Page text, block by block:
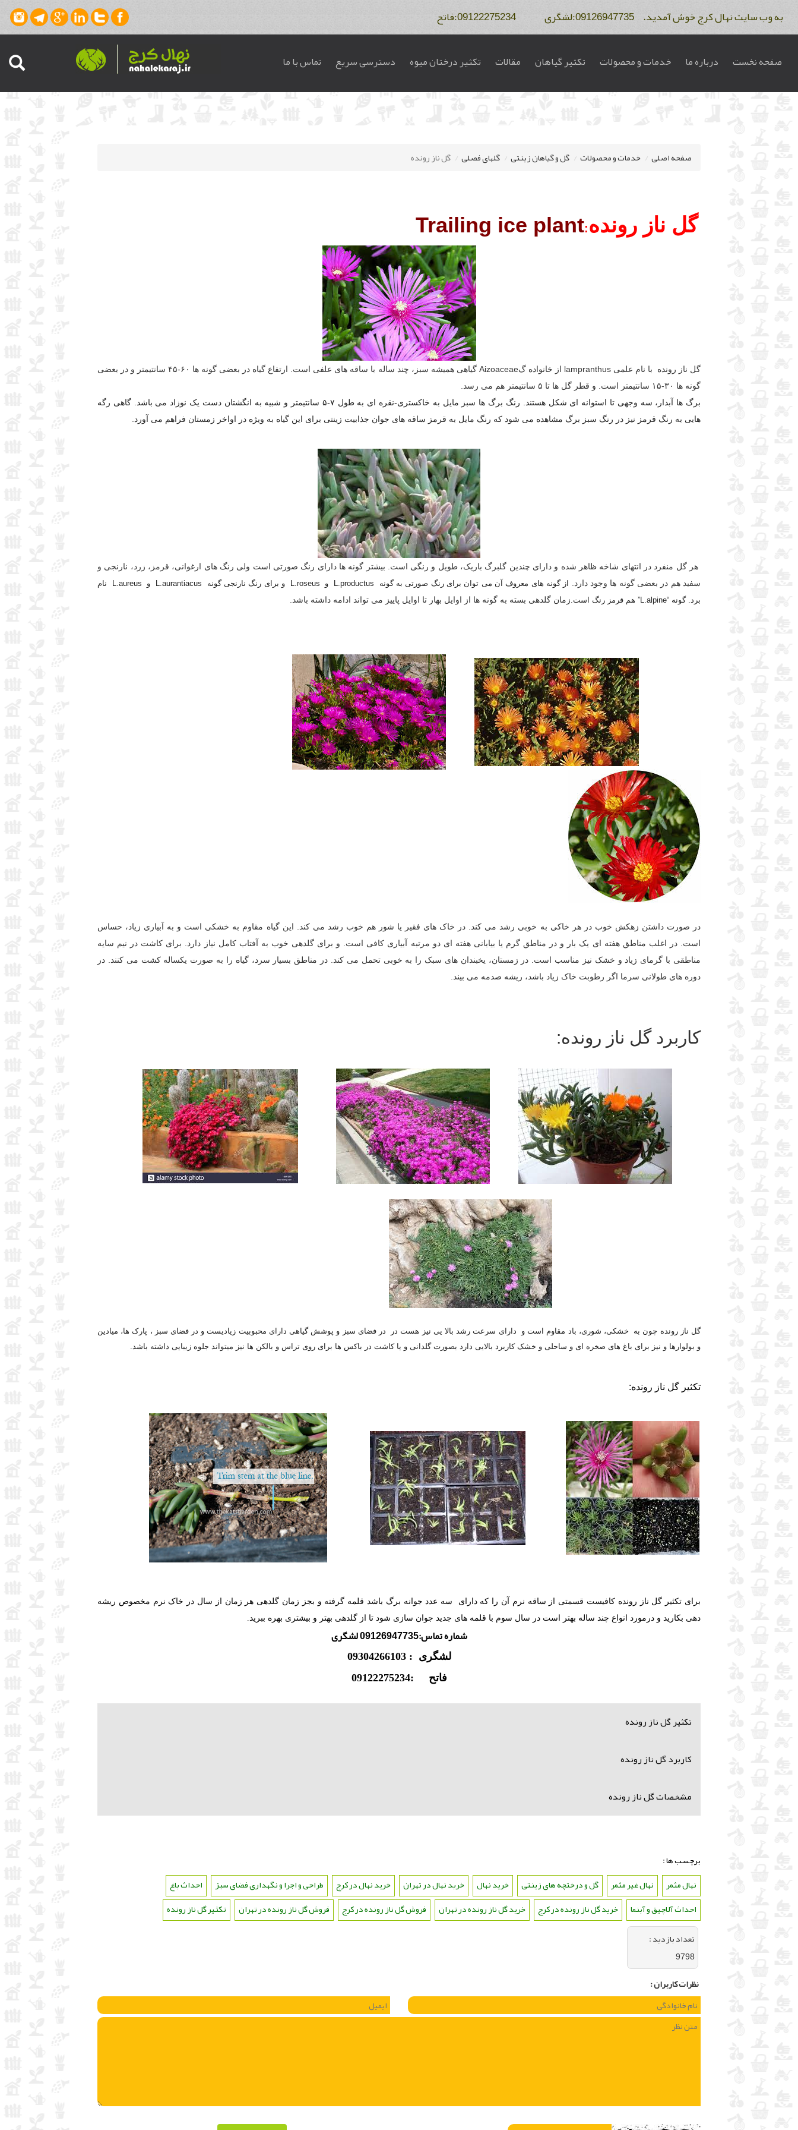
به وب سایت نهال کرج خوش آمدید. 09126947735:لشگری 09122275234:فاتح
صفحه نخست درباره ما خدمات و محصولات تکثیر گیاهان مقالات تکثیر درختان میوه دسترسی سریع تماس با ما
صفحه اصلی خدمات و محصولات گل و گیاهان زینتی گلهای فصلی گل ناز رونده
گل ناز رونده:
Trailing ice plant
گل ناز رونده با نام علمی lampranthus از خانواده گAizoaceae گیاهی همیشه سبز، چند ساله با ساقه های علفی است. ارتفاع گیاه در بعضی گونه ها ۶۰-۴۵ سانتیمتر و در بعضی
گونه ها ۳۰-۱۵ سانتیمتر است. و قطر گل ها تا ۵ سانتیمتر هم می رسد.
برگ ها آبدار، سه وجهی تا استوانه ای شکل هستند. رنگ برگ ها سبز مایل به خاکستری-نقره ای به طول ۷-۵ سانتیمتر و شبیه به انگشتان دست یک نوزاد می باشد. گاهی رگه
هایی به رنگ قرمز نیز در رنگ سبز برگ مشاهده می شود که رنگ مایل به قرمز ساقه های جوان جذابیت زینتی برای این گیاه به ویژه در اواخر زمستان فراهم می آورد.
هر گل منفرد در انتهای شاخه ظاهر شده و دارای چندین گلبرگ باریک، طویل و رنگی است. بیشتر گونه ها دارای رنگ صورتی است ولی رنگ های ارغوانی، قرمز، زرد، نارنجی و
سفید هم در بعضی گونه ها وجود دارد.
از گونه های معروف آن می توان برای رنگ صورتی به گونه L.productus و L.roseus و برای رنگ نارنجی گونه L.aurantiacus و L.aureus نام
برد. گونه “L.alpine” هم قرمز رنگ است.
زمان گلدهی بسته به گونه ها از اوایل بهار تا اوایل پاییز می تواند ادامه داشته باشد.
در صورت داشتن زهکش خوب در هر خاکی به خوبی رشد می کند. در خاک های فقیر یا شور هم خوب رشد می کند. این گیاه مقاوم به خشکی است و به آبیاری زیاد، حساس
است. در اغلب مناطق هفته ای یک بار و در مناطق گرم یا بیابانی هفته ای دو مرتبه آبیاری کافی است. و برای گلدهی خوب به آفتاب کامل نیاز دارد. برای کاشت در نیم سایه
مناطقی با گرمای زیاد و خشک نیز مناسب است. در زمستان، یخبندان های سبک را به خوبی تحمل می کند. در مناطق بسیار سرد، گیاه را به صورت یکساله کشت می کنند. در
دوره های طولانی سرما اگر رطوبت خاک زیاد باشد، ریشه صدمه می بیند.
کاربرد گل ناز رونده:
گل ناز رونده چون به خشکی، شوری، باد مقاوم است و دارای سرعت رشد بالا یی نیز هست در در فضای سبز و پوشش گیاهی دارای محبوبیت زیادیست و در فضای سبز ، پارک ها، میادین
و بولوارها و نیز برای باغ های صخره ای و ساحلی و خشک کاربرد بالایی دارد بصورت گلدانی و یا کاشت در باکس ها برای روی تراس و بالکن ها نیز میتواند جلوه زیبایی داشته باشد.
تکثیر گل ناز رونده:
برای تکثیر گل ناز رونده کافیست قسمتی از ساقه نرم آن را که دارای سه عدد جوانه برگ باشد قلمه گرفته و بجز زمان گلدهی هر زمان از سال در خاک نرم مخصوص ریشه
دهی بکارید و درمورد انواع چند ساله بهتر است در سال سوم با قلمه های جدید جوان سازی شود تا از گلدهی بهتر و بیشتری بهره ببرید.
شماره تماس:09126947735 لشگری
لشگری : 09304266103
فاتح :09122275234
تکثیر گل ناز رونده
کاربرد گل ناز رونده
مشخصات گل ناز رونده
برچسب ها :
نهال مثمر
نهال غیر مثمر گل و درختچه های زینتی خرید نهال خرید نهال در تهران خرید نهال در کرج طراحی و اجرا و نگهداری فضای سبز احداث باغ
احداث آلاچیق و آبنما
خرید گل ناز رونده در کرج خرید گل ناز رونده در تهران فروش گل ناز رونده در کرج فروش گل ناز رونده در تهران
تکثیر گل ناز رونده
تعداد بازديد :
9798
نظرات كاربران :